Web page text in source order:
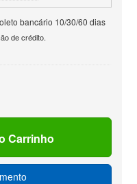
bancário 10/30/60 dias
de crédito.
Carrinho